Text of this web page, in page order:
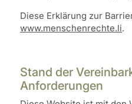
Diese Erklärung zur
www.menschenrechte.li.
Stand der
Anforderungen